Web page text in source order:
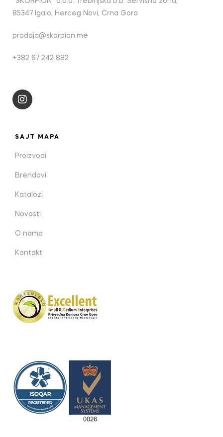
85347 Igalo, Herceg Novi, Crna Gora
prodaja@skorpion.me
+382 67 242 882
SAJT MAPA
Proizvodi
Brendovi
Katalozi
Novosti
O nama
Kontakt